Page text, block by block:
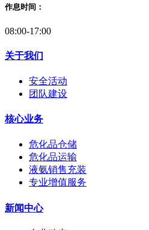
作息时间：
08:00-17:00
关于我们
安全活动
团队建设
核心业务
危化品仓储
危化品运输
液氨销售充装
专业增值服务
新闻中心